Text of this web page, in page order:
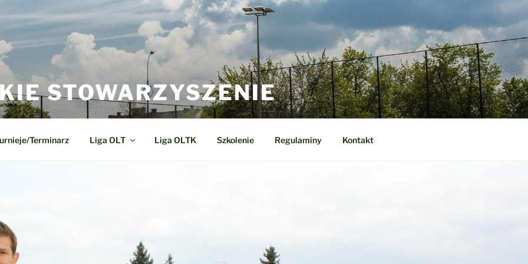
STOWARZYSZENIE
Terminarz Liga OLT Liga OLTK Szkolenie Regulaminy Kontakt